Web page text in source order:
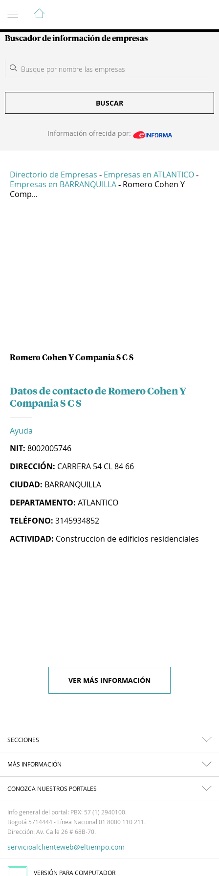
Guía de Empresas Colombianas
Buscador de información de empresas
BUSCAR
Información ofrecida por:
Directorio de Empresas - Empresas en ATLANTICO -
Empresas en BARRANQUILLA - Romero Cohen Y
Comp...
Romero Cohen Y Compania S C S
Datos de contacto de Romero Cohen Y
Compania S C S
Ayuda
NIT: 8002005746
DIRECCIÓN: CARRERA 54 CL 84 66
CIUDAD: BARRANQUILLA
DEPARTAMENTO: ATLANTICO
TELÉFONO: 3145934852
ACTIVIDAD: Construccion de edificios residenciales
VER MÁS INFORMACIÓN
SECCIONES
MÁS INFORMACIÓN
CONOZCA NUESTROS PORTALES
Info general del portal: PBX: 57 (1) 2940100.
Bogotá 5714444 - Línea Nacional 01 8000 110 211.
Dirección: Av. Calle 26 # 68B-70.
servicioalclienteweb@eltiempo.com
VERSIÓN PARA COMPUTADOR